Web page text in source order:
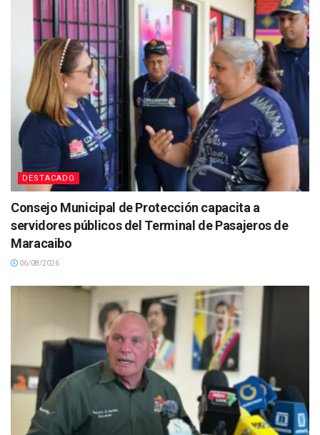
DESTACADO
Consejo Municipal de Protección capacita a
servidores públicos del Terminal de Pasajeros de
Maracaibo
06/08/2026